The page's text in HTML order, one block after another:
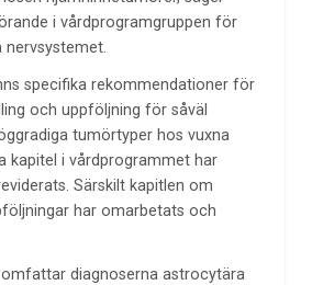
i vårdprogramgruppen för
specifika rekommendationer för
och uppföljning för såväl
tumörtyper hos vuxna
kapitel i vårdprogrammet har
Särskilt kapitlen om
har omarbetats och
diagnoserna astrocytära